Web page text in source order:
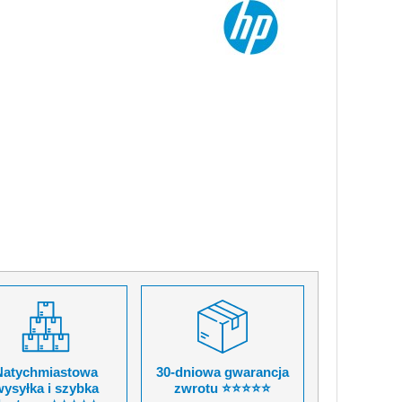
i szybka
30-dniowa gwarancja
zwrotu ⭐⭐⭐⭐⭐